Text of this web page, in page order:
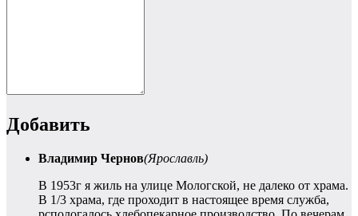
Добавить
Владимир Чернов(Ярославль)
В 1953г я жиль на улице Мологской, не далеко от храма.
В 1/3 храма, где проходит в настоящее время служба,